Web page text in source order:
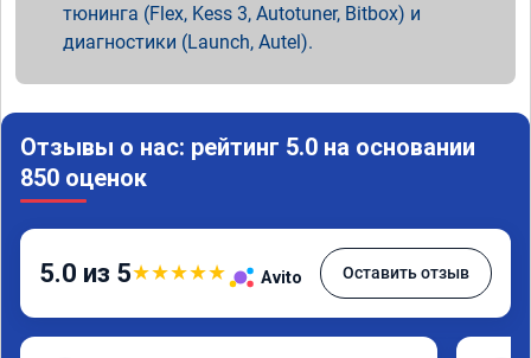
тюнинга (Flex, Kess 3, Autotuner, Bitbox) и
диагностики (Launch, Autel).
Отзывы о нас: рейтинг 5.0 на основании
850 оценок
5.0 из 5★★★★★ Avito Оставить отзыв